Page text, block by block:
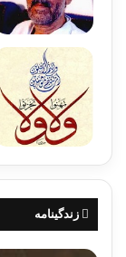
زندگینامه